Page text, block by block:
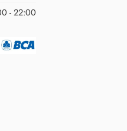
- 22:00